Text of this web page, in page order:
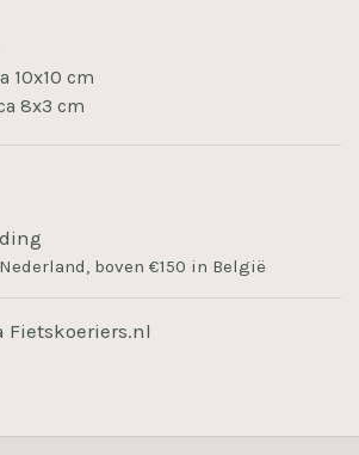
10x10 cm
8x3 cm
boven €150 in België
Fietskoeriers.nl